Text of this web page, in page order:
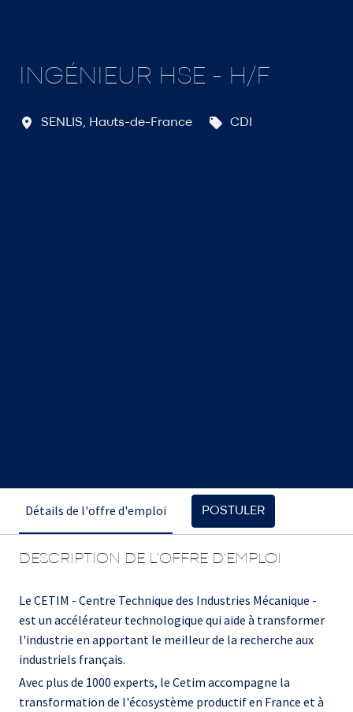
INGÉNIEUR HSE - H/F
SENLIS, Hauts-de-France CDI
Détails de l'offre d'emploi POSTULER
DESCRIPTION DE L'OFFRE D'EMPLOI
Le CETIM - Centre Technique des Industries Mécanique -
est un accélérateur technologique qui aide à transformer
l'industrie en apportant le meilleur de la recherche aux
industriels français.
Avec plus de 1000 experts, le Cetim accompagne la
transformation de l'écosystème productif en France et à